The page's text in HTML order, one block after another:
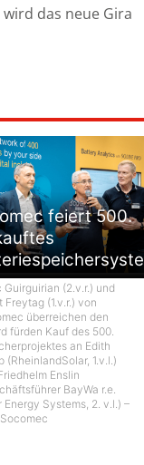
das neue Gira
feiert 500.
Guirguirian (2.v.r.) und
Freytag (1.v.r.) von
überreichen den
fürden Kauf des 500.
an Edith
(RheinlandSolar, 1.v.l.)
Enslin
BayWa r.e.
Energy Systems, 2. v.l.) –